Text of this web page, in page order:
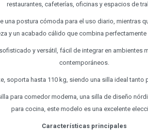
restaurantes, cafeterías, oficinas y espacios de
una postura cómoda para el uso diario, mientras
y un acabado cálido que combina
y versátil, fácil de integrar en ambientes
contemporáneos.
soporta hasta 110 kg, siendo una silla ideal
para comedor moderna, una silla de diseño
para cocina, este modelo es una excelente
Características principales